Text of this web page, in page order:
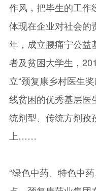
作风，把毕生的工作
体现在企业对社会的
年，成立腰痛宁公益
者及贫困大学生，
立“颈复康乡村医生
线贫困的优秀基层医
统剂型、传统方剂孜
上……
“绿色中药、特色中